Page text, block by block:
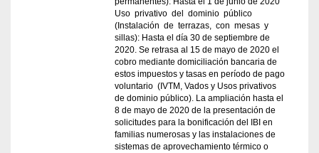
Uso privativo del dominio público
(Instalación de terrazas, con mesas y
sillas): Hasta el día 30 de septiembre de
2020. Se retrasa al 15 de mayo de 2020 el
cobro mediante domiciliación bancaria de
estos impuestos y tasas en período de pago
voluntario (IVTM, Vados y Usos privativos
de dominio público). La ampliación hasta el
8 de mayo de 2020 de la presentación de
solicitudes para la bonificación del IBI en
familias numerosas y las instalaciones de
sistemas de aprovechamiento térmico o